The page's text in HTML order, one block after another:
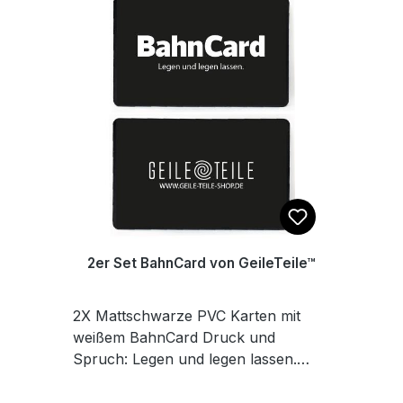
2er Set BahnCard von GeileTeile™
2X Mattschwarze PVC Karten mit
weißem BahnCard Druck und
Spruch: Legen und legen lassen.